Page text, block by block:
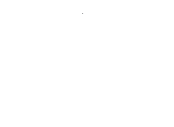
construit en 1985
Chauffage individuel :